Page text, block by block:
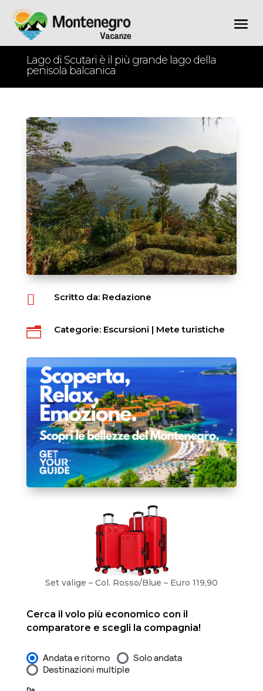
Lago di Scutari è il più grande lago della
penisola balcanica
 Scritto da: Redazione
n Categorie: Escursioni | Mete turistiche
Set valige – Col. Rosso/Blue – Euro 119,90
Cerca il volo più economico con il
comparatore e scegli la compagnia!